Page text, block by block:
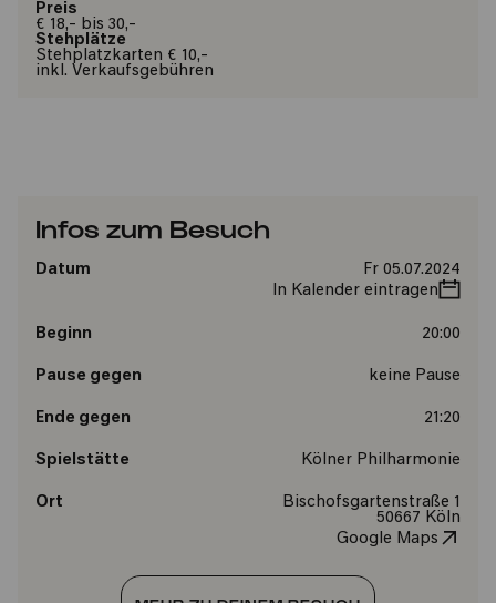
Preis
€ 18,- bis 30,-
Stehplätze
Stehplatzkarten € 10,-
inkl. Verkaufsgebühren
Infos zum Besuch
Datum
Fr 05.07.2024
In Kalender eintragen
Beginn 20:00
Pause gegen keine Pause
Ende gegen 21:20
Spielstätte Kölner Philharmonie
Ort
Bischofsgartenstraße 1
50667 Köln
Google Maps